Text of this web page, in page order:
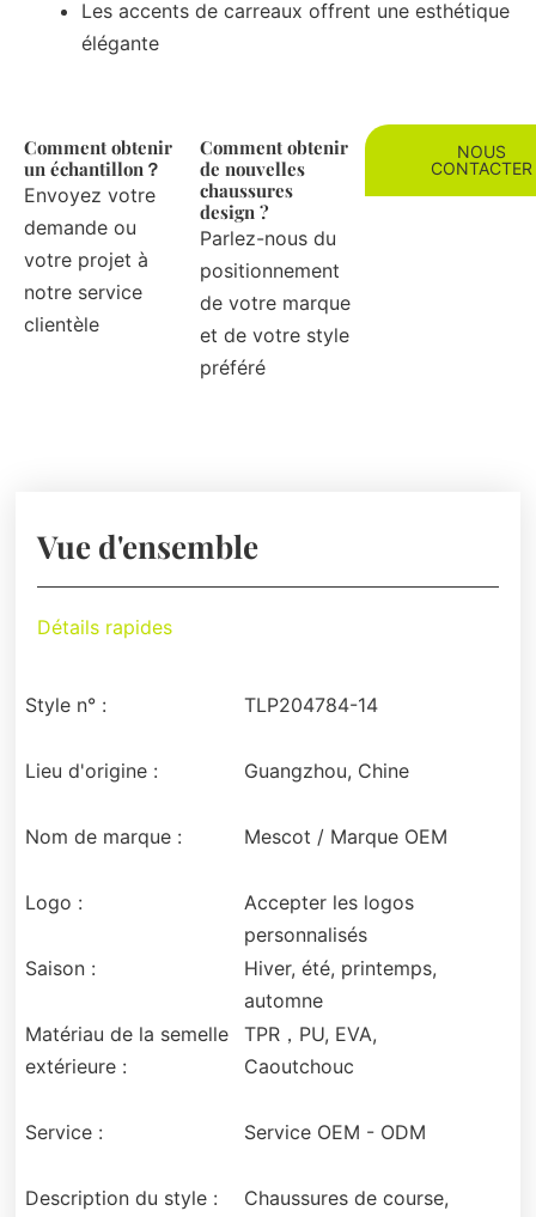
Les accents de carreaux offrent une esthétique
élégante
Comment obtenir
un échantillon？
Envoyez votre
demande ou
votre projet à
notre service
clientèle
Comment obtenir
de nouvelles
chaussures
design ?
Parlez-nous du
positionnement
de votre marque
et de votre style
préféré
NOUS
CONTACTER
Vue d'ensemble
Détails rapides
Style n° : TLP204784-14
Lieu d'origine : Guangzhou, Chine
Nom de marque : Mescot / Marque OEM
Logo :
Accepter les logos
personnalisés
Saison :
Hiver, été, printemps,
automne
Matériau de la semelle
extérieure :
TPR，PU, EVA,
Caoutchouc
Service : Service OEM - ODM
Description du style :
Chaussures de course,